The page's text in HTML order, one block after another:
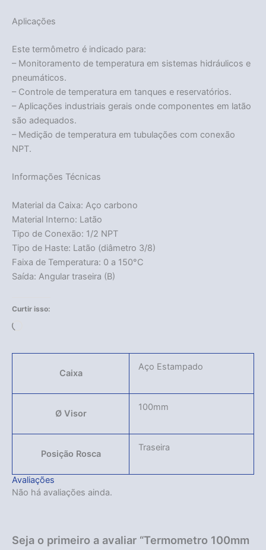
Aplicações
Este termômetro é indicado para:
– Monitoramento de temperatura em sistemas hidráulicos e
pneumáticos.
– Controle de temperatura em tanques e reservatórios.
– Aplicações industriais gerais onde componentes em latão
são adequados.
– Medição de temperatura em tubulações com conexão
NPT.
Informações Técnicas
Material da Caixa: Aço carbono
Material Interno: Latão
Tipo de Conexão: 1/2 NPT
Tipo de Haste: Latão (diâmetro 3/8)
Faixa de Temperatura: 0 a 150°C
Saída: Angular traseira (B)
Curtir isso:
Caixa
Aço Estampado
Ø Visor
100mm
Posição Rosca
Traseira
Avaliações
Não há avaliações ainda.
Seja o primeiro a avaliar “Termometro 100mm